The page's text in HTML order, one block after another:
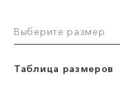
Выберите размер
Таблица размеров